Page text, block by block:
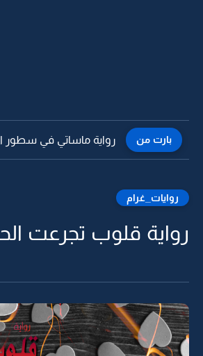
بارت من رواية ماساتي في سطور
روايات_غرام
رواية قلوب تجرعت